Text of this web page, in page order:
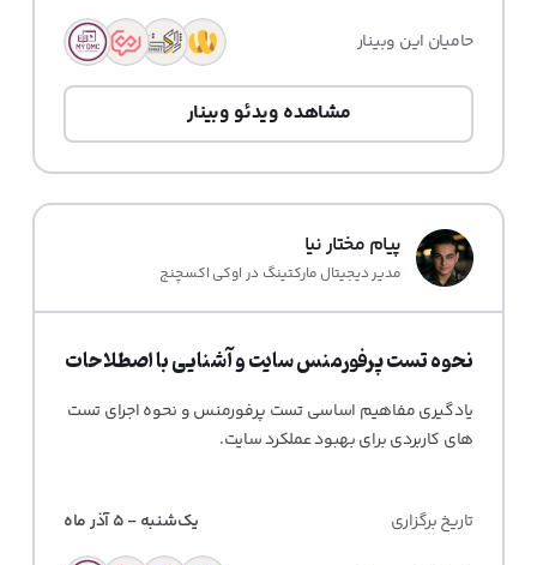
حامیان این وبینار
مشاهده ویدئو وبینار
پیام مختار نیا
مدیر دیجیتال مارکتینگ در اوکی اکسچنج
نحوه تست پرفورمنس سایت و آشنایی با اصطلاحات
یادگیری مفاهیم اساسی تست پرفورمنس و نحوه اجرای تست
های کاربردی برای بهبود عملکرد سایت.
تاریخ برگزاری یک‌شنبه - 5 آذر ماه